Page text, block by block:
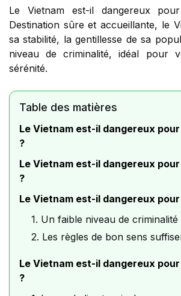
Le Vietnam est-il dangereux
Destination sûre et accueillante, le
sa stabilité, la gentillesse de sa
niveau de criminalité, idéal pour
sérénité.
Table des matières
Le Vietnam est-il dangereux
?
Le Vietnam est-il dangereux
?
Le Vietnam est-il dangereux
1. Un faible niveau de criminalité
2. Les règles de bon sens
Le Vietnam est-il dangereux
?